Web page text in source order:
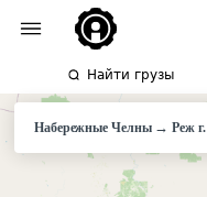
Найти грузы
Набережные Челны→Реж г.